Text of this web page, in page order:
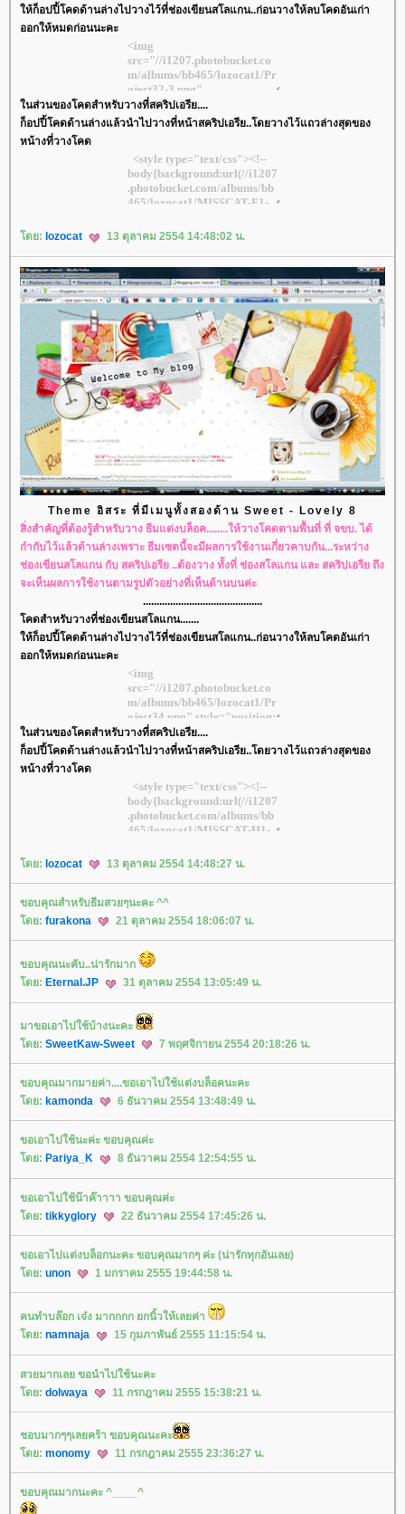
ห้ก็อปปี้โคดด้านล่างไปวางไว้ที่ช่องเขียนสโลแกน..ก่อนวางให้ลบโคดอันเก่า
ออกให้หมดก่อนนะคะ
นส่วนของโคดสำหรับวางที่สคริปเอรีย....
ก็อปปี้โคดด้านล่างแล้วนำไปวางที่หน้าสคริปเอรีย..โดยวางไว้แถวล่างสุดของ
หน้างที่วางโคด
ดย: lozocat 13 ตุลาคม 2554 14:48:02 น.
Theme อิสระ ที่มีเมนูทั้งสองด้าน Sweet - Lovely 8
สิ่งสำคัญที่ต้องรู้สำหรับวาง ธีมแต่งบล็อค........ให้วางโคดตามพื้นที่ ที่ จขบ. ได้
กำกับไว้แล้วด้านล่างเพราะ ธีมเซตนี้จะมีผลการใช้งานเกี่ยวคาบกัน...ระหว่าง
ช่องเขียนสโลแกน กับ สคริปเอรีย ..ต้องวาง ทั้งที่ ช่องสโลแกน และ สคริปเอรีย ถึง
จะเห็นผลการใช้งานตามรูปตัวอย่างที่เห็นด้านบนค่ะ
............................................
คดสำหรับวางที่ช่องเขียนสโลแกน.......
ห้ก็อปปี้โคดด้านล่างไปวางไว้ที่ช่องเขียนสโลแกน..ก่อนวางให้ลบโคดอันเก่า
ออกให้หมดก่อนนะคะ
นส่วนของโคดสำหรับวางที่สคริปเอรีย....
ก็อปปี้โคดด้านล่างแล้วนำไปวางที่หน้าสคริปเอรีย..โดยวางไว้แถวล่างสุดของ
หน้างที่วางโคด
ดย: lozocat 13 ตุลาคม 2554 14:48:27 น.
ขอบคุณสำหรับธีมสวยๆนะคะ ^^
ดย: furakona 21 ตุลาคม 2554 18:06:07 น.
ขอบคุณนะคับ..น่ารักมาก
ดย: Eternal.JP 31 ตุลาคม 2554 13:05:49 น.
มาขอเอาไปใช้บ้างนะคะ
ดย: SweetKaw-Sweet 7 พฤศจิกายน 2554 20:18:26 น.
ขอบคุณมากมายค่า....ขอเอาไปใช้แต่งบล็อคนะคะ
ดย: kamonda 6 ธันวาคม 2554 13:48:49 น.
ขอเอาไปใช้นะค่ะ ขอบคุณค่ะ
ดย: Pariya_K 8 ธันวาคม 2554 12:54:55 น.
ขอเอาไปใช้น๊าค๊าาาา ขอบคุณค่ะ
ดย: tikkyglory 22 ธันวาคม 2554 17:45:26 น.
ขอเอาไปแต่งบล็อกนะคะ ขอบคุณมากๆ ค่ะ (น่ารักทุกอันเลย)
ดย: unon 1 มกราคม 2555 19:44:58 น.
คนทำบล๊อก เจ๋ง มากกกก ยกนิ้วให้เลยค่า
ดย: namnaja 15 กุมภาพันธ์ 2555 11:15:54 น.
สวยมากเลย ขอนำไปใช้นะคะ
ดย: dolwaya 11 กรกฎาคม 2555 15:38:21 น.
ชอบมากๆๆเลยคร้า ขอบคุณนะคะ
ดย: monomy 11 กรกฎาคม 2555 23:36:27 น.
ขอบคุณมากนะคะ ^____^